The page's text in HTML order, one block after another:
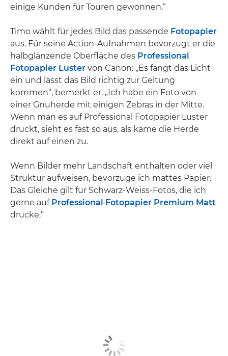
einige Kunden für Touren gewonnen.“
Timo wählt für jedes Bild das passende Fotopapier
aus. Für seine Action-Aufnahmen bevorzugt er die
halbglänzende Oberfläche des Professional
Fotopapier Luster von Canon: „Es fängt das Licht
ein und lässt das Bild richtig zur Geltung
kommen“, bemerkt er. „Ich habe ein Foto von
einer Gnuherde mit einigen Zebras in der Mitte.
Wenn man es auf Professional Fotopapier Luster
druckt, sieht es fast so aus, als käme die Herde
direkt auf einen zu.
Wenn Bilder mehr Landschaft enthalten oder viel
Struktur aufweisen, bevorzuge ich mattes Papier.
Das Gleiche gilt für Schwarz-Weiss-Fotos, die ich
gerne auf Professional Fotopapier Premium Matt
drucke.“